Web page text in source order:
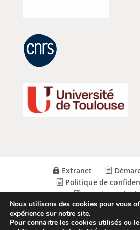
Extranet
Politique de
Mentions
© ConceptionAgence
Nous utilisons des cookies pour vous
expérience sur notre site.
Pour connaitre les cookies utilisés ou